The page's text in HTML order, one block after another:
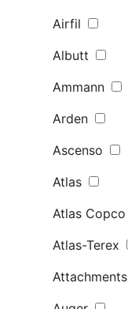
Airfil
Albutt
Ammann
Arden
Ascenso
Atlas
Atlas Copco
Atlas-Terex
Attachments